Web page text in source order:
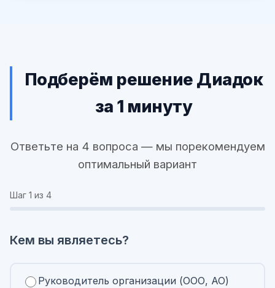
Подберём решение Диадок
за 1 минуту
Ответьте на 4 вопроса — мы порекомендуем
оптимальный вариант
Шаг 1 из 4
Кем вы являетесь?
Руководитель организации (ООО, АО)